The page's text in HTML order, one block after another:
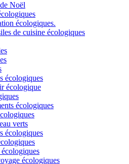
Noël
écologiques.
de cuisine écologiques
écologiques
écologique
écologiques
verts
écologiques
écologiques